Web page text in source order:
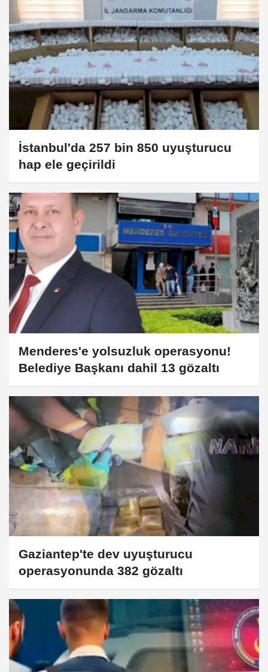
İstanbul'da 257 bin 850 uyuşturucu
hap ele geçirildi
Menderes'e yolsuzluk operasyonu!
Belediye Başkanı dahil 13 gözaltı
Gaziantep'te dev uyuşturucu
operasyonunda 382 gözaltı